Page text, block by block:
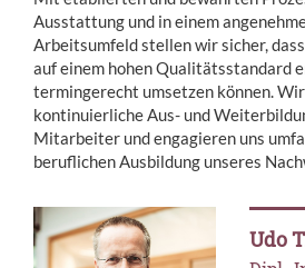
Ausstattung und in einem
Arbeitsumfeld stellen wir sicher,
auf einem hohen Qualitätsstandard
termingerecht umsetzen können.
kontinuierliche Aus- und
Mitarbeiter und engagieren uns
beruflichen Ausbildung unseres
Udo